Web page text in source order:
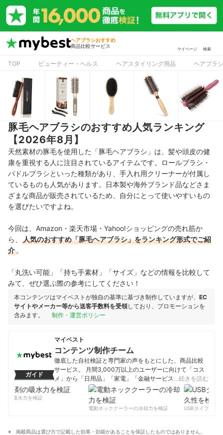
ヘアブラシおすすめ
商品比較サービス
マイページ 検索
TOP ビューティー・ヘルス ヘアスタイリング用品 ヘアブラシ
豚毛ヘアブラシのおすすめ人気ランキング
【2026年8月】
天然素材の豚毛を使用した「豚毛ヘアブラシ」は、髪や頭皮の健
康を重視する人に注目されているアイテムです。ロールブラシ・
パドルブラシといった種類があり、手入れ用クリーナーが付属し
ているものも人気があります。日本製や海外ブランド品などさま
ざまな商品が販売されているため、自分にとって使いやすいもの
を選びたいですよね。
今回は、Amazon・楽天市場・Yahoo!ショッピングの売れ筋か
ら、
人気のおすすめ「豚毛ヘアブラシ」をランキング形式でご紹
介 。
「丸洗い可能」「持ち手素材」「サイズ」などの情報を比較して
みて、ぜひ選ぶ際の参考にしてください！
本コンテンツはマイベストが独自の基準に基づき制作していますが、 EC
サイトやメーカー等から送客手数料を受領しており、プロモーションを
含みます。
制作・運営ポリシー
ガイド
マイベスト
コンテンツ制作チーム
徹底した自社検証と専門家の声をもとにした、商品比較
サービス。 月間3,000万以上のユーザーに向けて「コス
メ」から「日用品」「家電」「金融サービス」まで、ベ
ストな商品を選んでもらうために、毎日コンテンツを制
コンテンツ制作チームのプロフィール
…続きを読む
の吸水力を検証
電動ネッククーラーの冷却力を検証
USBタイプCケー
掲載商品は選び方で記載した効果・効能があることを保証したものではありません。